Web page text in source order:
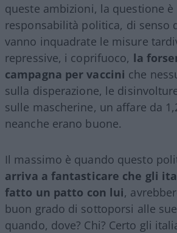
queste ambizioni, la questione
responsabilità politica, di senso
vanno inquadrate le misure
repressive, i coprifuoco, la
campagna per vaccini che
sulla disperazione, le
sulle mascherine, un affare da
neanche erano buone.
Il massimo è quando questo
arriva a fantasticare che gli
fatto un patto con lui,
buon grado di sottoporsi alle
quando, dove? Chi? Certo gli